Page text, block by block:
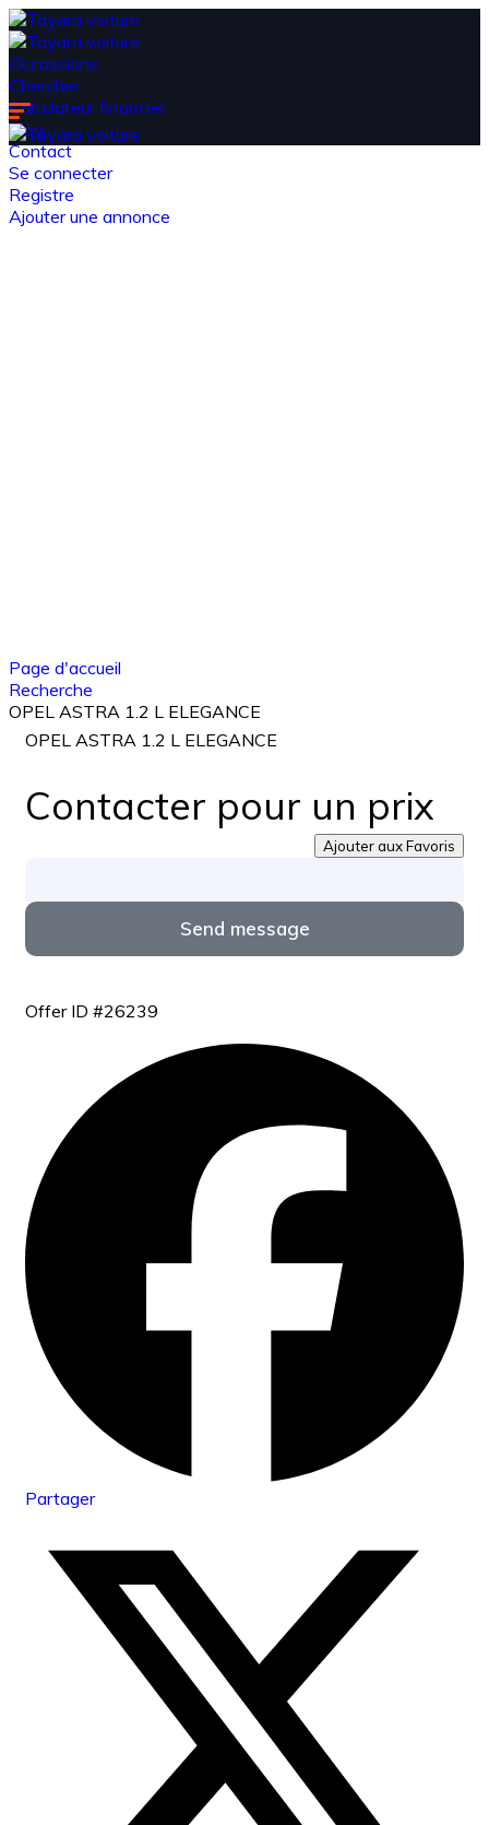
Occassions
Chercher
Calculateur financier
Blog
Contact
Se connecter
Registre
Ajouter une annonce
Page d'accueil
Recherche
OPEL ASTRA 1.2 L ELEGANCE
OPEL ASTRA 1.2 L ELEGANCE
Contacter pour un prix
Ajouter aux Favoris
Send message
Offer ID #26239
Partager